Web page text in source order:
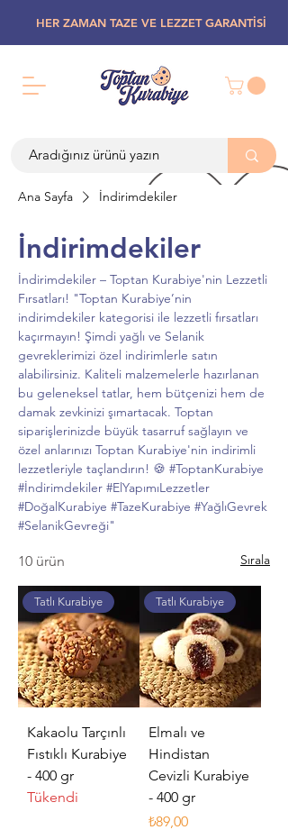
HER ZAMAN TAZE VE LEZZET GARANTİSİ
Ana Sayfa İndirimdekiler
İndirimdekiler
İndirimdekiler – Toptan Kurabiye'nin Lezzetli
Fırsatları! "Toptan Kurabiye’nin
indirimdekiler kategorisi ile lezzetli fırsatları
kaçırmayın! Şimdi yağlı ve Selanik
gevreklerimizi özel indirimlerle satın
alabilirsiniz. Kaliteli malzemelerle hazırlanan
bu geleneksel tatlar, hem bütçenizi hem de
damak zevkinizi şımartacak. Toptan
siparişlerinizde büyük tasarruf sağlayın ve
özel anlarınızı Toptan Kurabiye'nin indirimli
lezzetleriyle taçlandırın! 🍪 #ToptanKurabiye
#İndirimdekiler #ElYapımıLezzetler
#DoğalKurabiye #TazeKurabiye #YağlıGevrek
#SelanikGevreği"
10 ürün Sırala
Tatlı Kurabiye
Kakaolu Tarçınlı
Fıstıklı Kurabiye
- 400 gr
Tükendi
Tatlı Kurabiye
Elmalı ve
Hindistan
Cevizli Kurabiye
- 400 gr
Fiyat
₺89,00